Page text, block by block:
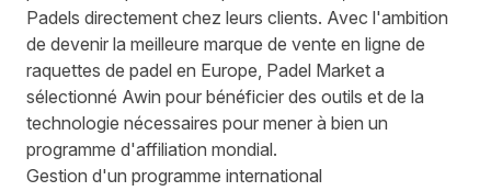
Padels directement chez leurs clients. Avec l'ambition
de devenir la meilleure marque de vente en ligne de
raquettes de padel en Europe, Padel Market a
sélectionné Awin pour bénéficier des outils et de la
technologie nécessaires pour mener à bien un
programme d'affiliation mondial.
Gestion d'un programme international